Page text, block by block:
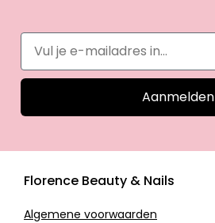
Aanmelden
Florence Beauty & Nails
Algemene voorwaarden